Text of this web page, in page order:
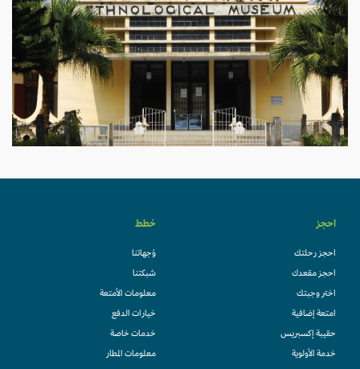
احجز
احجز رحلتك
احجز مقعدك
اختر وجبتك
امتعة إضافية
حقيبة إكسبريس
خدمة الأولوية
خطط
وُجهاتنا
شبكتنا
معلومات الأمتعة
خيارات الدفع
خدمات خاصة
معلومات المطار